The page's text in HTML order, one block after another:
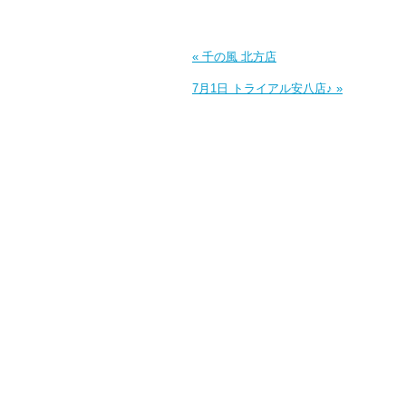
« 千の風 北方店
7月1日 トライアル安八店♪ »